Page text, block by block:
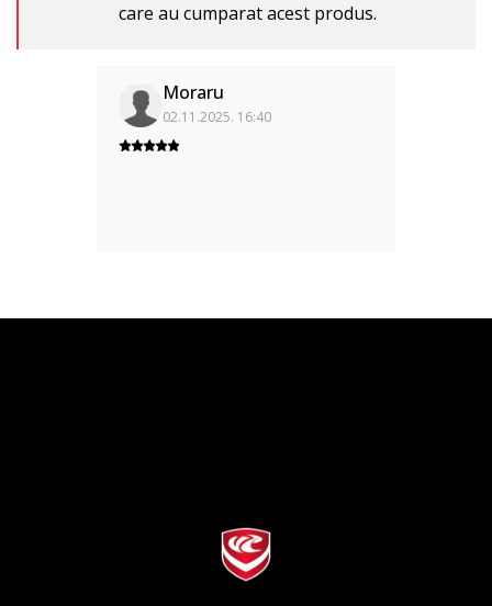
care au cumparat acest produs.
Moraru
02.11.2025. 16:40